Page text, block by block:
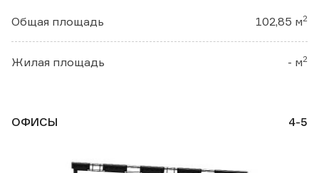
Общая площадь 102,85 м2
Жилая площадь - м2
ОФИСЫ 4-5